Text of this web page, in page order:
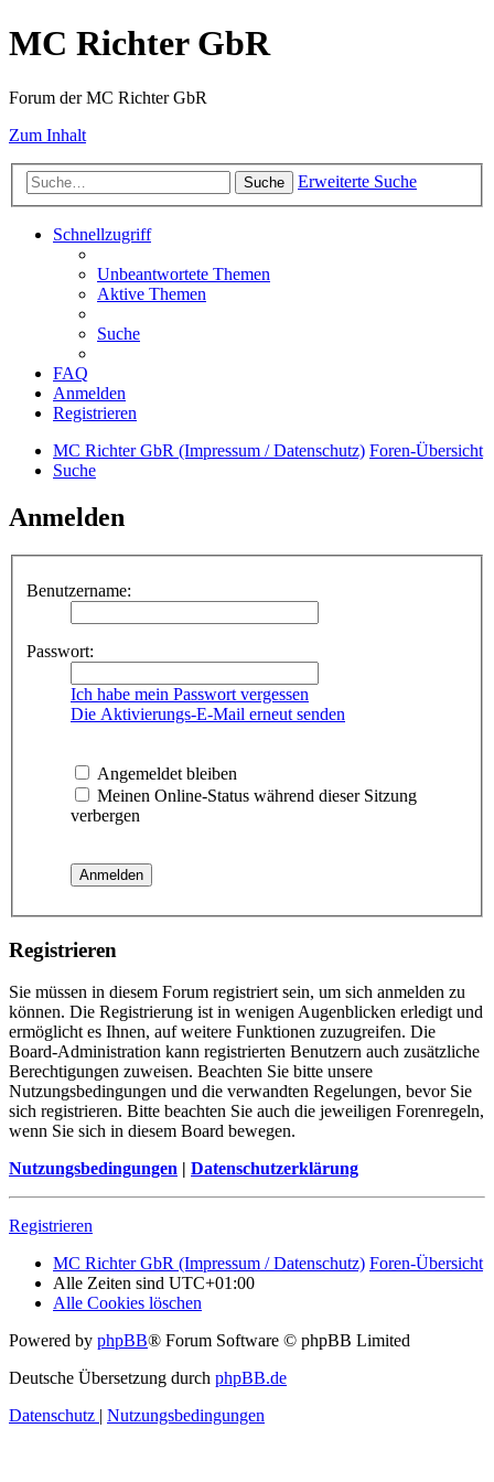
MC Richter GbR
Forum der MC Richter GbR
Zum Inhalt
Suche Erweiterte Suche
Schnellzugriff
Unbeantwortete Themen
Aktive Themen
Suche
FAQ
Anmelden
Registrieren
MC Richter GbR (Impressum / Datenschutz) Foren-Übersicht
Suche
Anmelden
Benutzername:
Passwort:
Ich habe mein Passwort vergessen
Die Aktivierungs-E-Mail erneut senden
Angemeldet bleiben
Meinen Online-Status während dieser Sitzung
verbergen
Registrieren
Sie müssen in diesem Forum registriert sein, um sich anmelden zu
können. Die Registrierung ist in wenigen Augenblicken erledigt und
ermöglicht es Ihnen, auf weitere Funktionen zuzugreifen. Die
Board-Administration kann registrierten Benutzern auch zusätzliche
Berechtigungen zuweisen. Beachten Sie bitte unsere
Nutzungsbedingungen und die verwandten Regelungen, bevor Sie
sich registrieren. Bitte beachten Sie auch die jeweiligen Forenregeln,
wenn Sie sich in diesem Board bewegen.
Nutzungsbedingungen | Datenschutzerklärung
Registrieren
MC Richter GbR (Impressum / Datenschutz) Foren-Übersicht
Alle Zeiten sind UTC+01:00
Alle Cookies löschen
Powered by phpBB® Forum Software © phpBB Limited
Deutsche Übersetzung durch phpBB.de
Datenschutz | Nutzungsbedingungen